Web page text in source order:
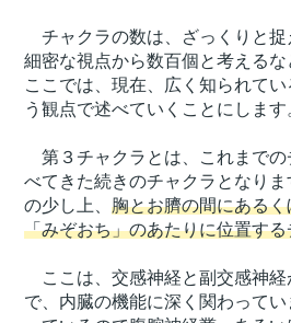
チャクラの数は、ざっくりと捉
細密な視点から数百個と考えるな
ここでは、現在、広く知られて
う観点で述べていくことにします
第３チャクラとは、これまでの
べてきた続きのチャクラとなり
の少し上、胸とお臍の間にある
「みぞおち」のあたりに位置す
ここは、交感神経と副交感神経
で、内臓の機能に深く関わって